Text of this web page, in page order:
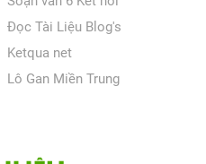
Đọc Tài Liệu Blog's
Ketqua net
Lô Gan Miền Trung